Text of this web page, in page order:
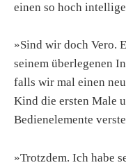
einen so hoch
»Sind wir doch Vero.
seinem überlegenen
falls wir mal einen
Kind die ersten Male
Bedienelemente
»Trotzdem. Ich habe